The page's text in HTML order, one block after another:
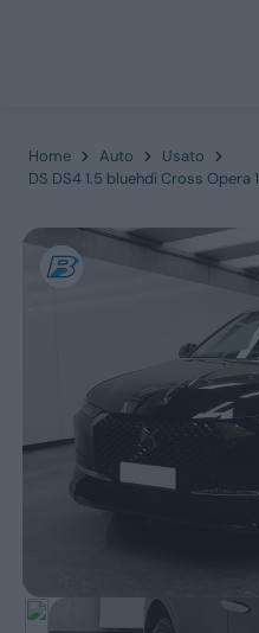
Home Auto
Usato
DS DS4 1.5 bluehdi Cross Opera